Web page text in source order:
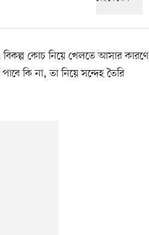
কোচ নিয়ে খেলতে আসার কারণে
পাবে কি না, তা নিয়ে সন্দেহ তৈরি